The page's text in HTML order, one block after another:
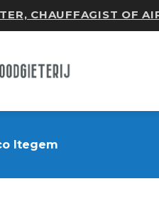
CHAUFFAGIST OF
Itegem